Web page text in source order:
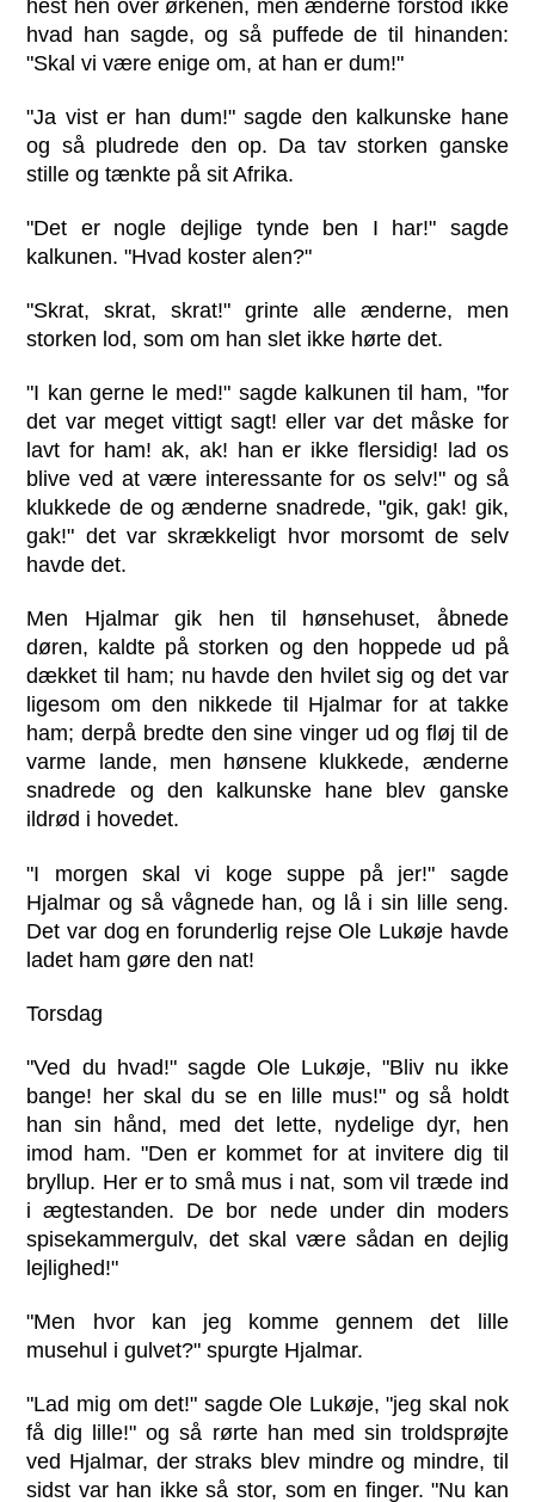
hest hen over ørkenen, men ænderne forstod ikke
hvad han sagde, og så puffede de til hinanden:
"Skal vi være enige om, at han er dum!"
"Ja vist er han dum!" sagde den kalkunske hane
og så pludrede den op. Da tav storken ganske
stille og tænkte på sit Afrika.
"Det er nogle dejlige tynde ben I har!" sagde
kalkunen. "Hvad koster alen?"
"Skrat, skrat, skrat!" grinte alle ænderne, men
storken lod, som om han slet ikke hørte det.
"I kan gerne le med!" sagde kalkunen til ham, "for
det var meget vittigt sagt! eller var det måske for
lavt for ham! ak, ak! han er ikke flersidig! lad os
blive ved at være interessante for os selv!" og så
klukkede de og ænderne snadrede, "gik, gak! gik,
gak!" det var skrækkeligt hvor morsomt de selv
havde det.
Men Hjalmar gik hen til hønsehuset, åbnede
døren, kaldte på storken og den hoppede ud på
dækket til ham; nu havde den hvilet sig og det var
ligesom om den nikkede til Hjalmar for at takke
ham; derpå bredte den sine vinger ud og fløj til de
varme lande, men hønsene klukkede, ænderne
snadrede og den kalkunske hane blev ganske
ildrød i hovedet.
"I morgen skal vi koge suppe på jer!" sagde
Hjalmar og så vågnede han, og lå i sin lille seng.
Det var dog en forunderlig rejse Ole Lukøje havde
ladet ham gøre den nat!
Torsdag
"Ved du hvad!" sagde Ole Lukøje, "Bliv nu ikke
bange! her skal du se en lille mus!" og så holdt
han sin hånd, med det lette, nydelige dyr, hen
imod ham. "Den er kommet for at invitere dig til
bryllup. Her er to små mus i nat, som vil træde ind
i ægtestanden. De bor nede under din moders
spisekammergulv, det skal være sådan en dejlig
lejlighed!"
"Men hvor kan jeg komme gennem det lille
musehul i gulvet?" spurgte Hjalmar.
"Lad mig om det!" sagde Ole Lukøje, "jeg skal nok
få dig lille!" og så rørte han med sin troldsprøjte
ved Hjalmar, der straks blev mindre og mindre, til
sidst var han ikke så stor, som en finger. "Nu kan